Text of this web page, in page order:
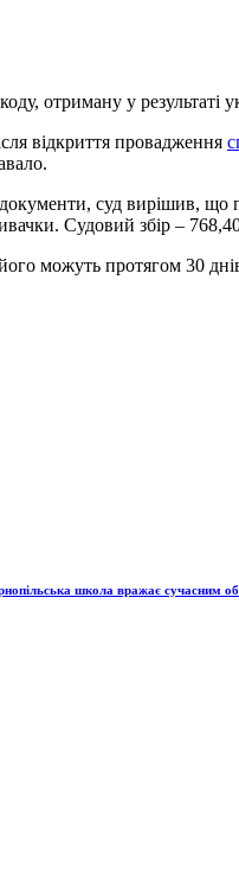
отриману у результаті
відкриття провадження
суд вирішив, що
Судовий збір –
можуть протягом 30
школа вражає сучасним